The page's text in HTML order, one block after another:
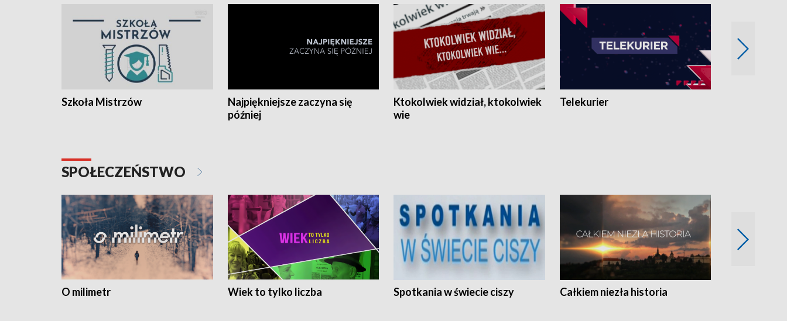
Szkoła Mistrzów
Najpiękniejsze zaczyna się
później
Ktokolwiek widział, ktokolwiek
wie
Telekurier
SPOŁECZEŃSTWO
O milimetr Wiek to tylko liczba Spotkania w świecie ciszy Całkiem niezła historia